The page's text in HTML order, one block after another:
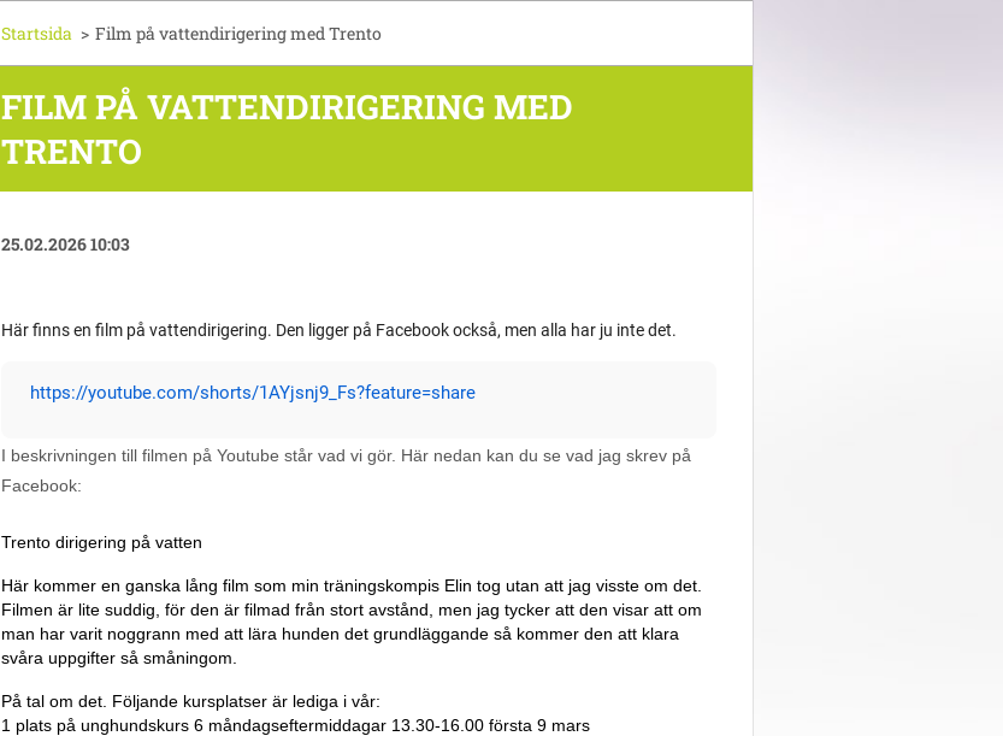
Startsida > Film på vattendirigering med Trento
FILM PÅ VATTENDIRIGERING MED
TRENTO
25.02.2026 10:03
Här finns en film på vattendirigering. Den ligger på Facebook också, men alla har ju inte det.
https://youtube.com/shorts/1AYjsnj9_Fs?feature=share
I beskrivningen till filmen på Youtube står vad vi gör. Här nedan kan du se vad jag skrev på
Facebook:
Trento dirigering på vatten
Här kommer en ganska lång film som min träningskompis Elin tog utan att jag visste om det.
Filmen är lite suddig, för den är filmad från stort avstånd, men jag tycker att den visar att om
man har varit noggrann med att lära hunden det grundläggande så kommer den att klara
svåra uppgifter så småningom.
På tal om det. Följande kursplatser är lediga i vår:
1 plats på unghundskurs 6 måndagseftermiddagar 13.30-16.00 första 9 mars